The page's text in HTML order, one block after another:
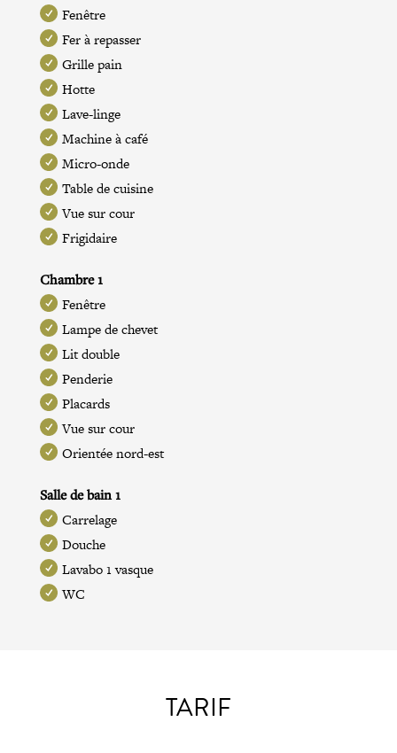
Fenêtre
Fer à repasser
Grille pain
Hotte
Lave-linge
Machine à café
Micro-onde
Table de cuisine
Vue sur cour
Frigidaire
Chambre 1
Fenêtre
Lampe de chevet
Lit double
Penderie
Placards
Vue sur cour
Orientée nord-est
Salle de bain 1
Carrelage
Douche
Lavabo 1 vasque
WC
TARIF